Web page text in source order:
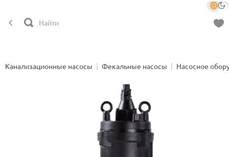
Канализационные насосы Фекальные насосы Насосное